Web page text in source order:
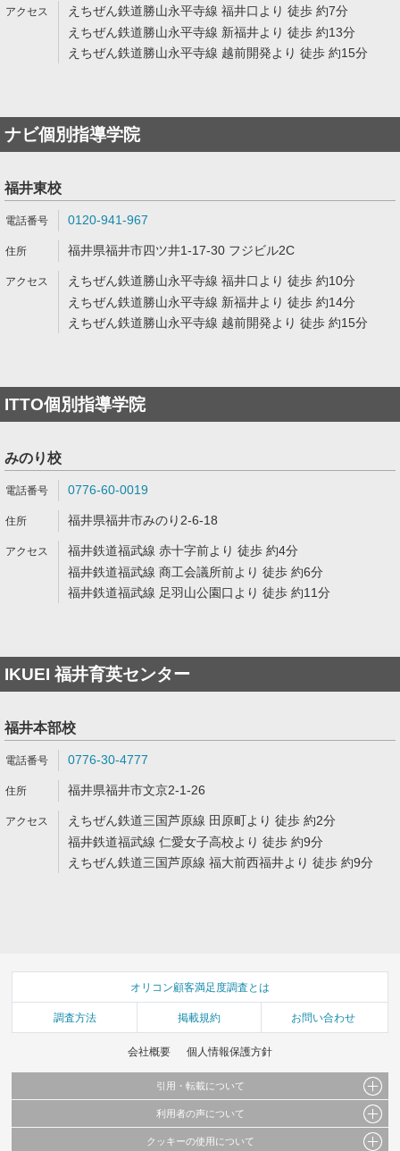
えちぜん鉄道勝山永平寺線 福井口より 徒歩 約7分
えちぜん鉄道勝山永平寺線 新福井より 徒歩 約13分
えちぜん鉄道勝山永平寺線 越前開発より 徒歩 約15分
ナビ個別指導学院
福井東校
0120-941-967
福井県福井市四ツ井1-17-30 フジビル2C
えちぜん鉄道勝山永平寺線 福井口より 徒歩 約10分
えちぜん鉄道勝山永平寺線 新福井より 徒歩 約14分
えちぜん鉄道勝山永平寺線 越前開発より 徒歩 約15分
ITTO個別指導学院
みのり校
0776-60-0019
福井県福井市みのり2-6-18
福井鉄道福武線 赤十字前より 徒歩 約4分
福井鉄道福武線 商工会議所前より 徒歩 約6分
福井鉄道福武線 足羽山公園口より 徒歩 約11分
IKUEI 福井育英センター
福井本部校
0776-30-4777
福井県福井市文京2-1-26
えちぜん鉄道三国芦原線 田原町より 徒歩 約2分
福井鉄道福武線 仁愛女子高校より 徒歩 約9分
えちぜん鉄道三国芦原線 福大前西福井より 徒歩 約9分
オリコン顧客満足度調査とは
調査方法 掲載規約 お問い合わせ
会社概要 個人情報保護方針
引用・転載について
当サイトで公開されている情報（文字、写真、イラスト、画像データ等）及びこれらの配
これらの情報を権利者の許可なく無断転載・複製などの二次利用を行うことは固く禁じて
利用者の声について
当サイトに掲載している内容はすべてサービスの利用者が提出された見解・感想です。
クッキーの使用について